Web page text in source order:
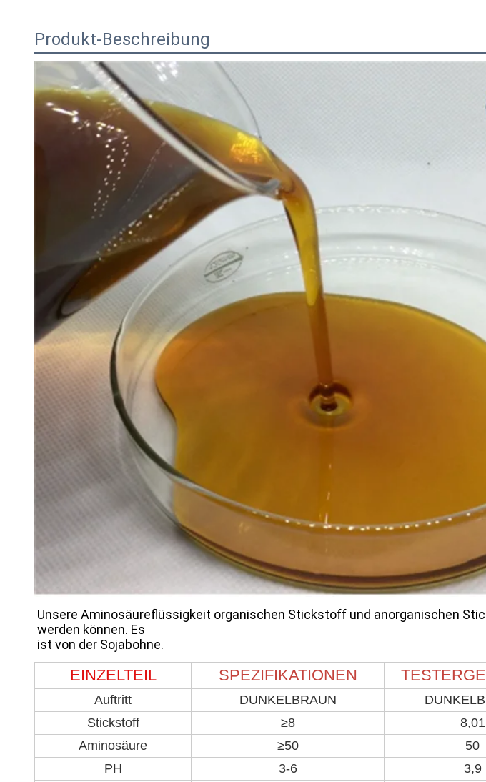
Produkt-Beschreibung
Unsere Aminosäureflüssigkeit organischen Stickstoff und anorganischen
werden können. Es
ist von der Sojabohne.
EINZELTEIL SPEZIFIKATIONEN
Auftritt DUNKELBRAUN
Stickstoff
≥8
8,01
Aminosäure
≥50
50
PH
3-6 3,9